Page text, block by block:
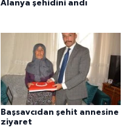
Alanya şehidini andı
Başsavcıdan şehit annesine
ziyaret